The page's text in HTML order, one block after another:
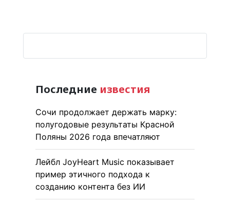
Последние известия
Сочи продолжает держать марку:
полугодовые результаты Красной
Поляны 2026 года впечатляют
Лейбл JoyHeart Music показывает
пример этичного подхода к
созданию контента без ИИ